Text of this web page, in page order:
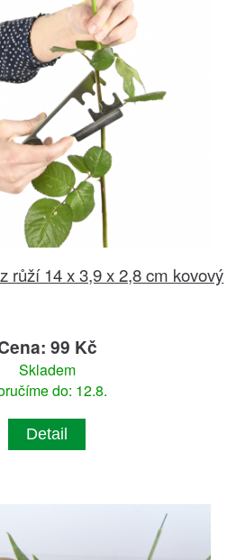
růží 14 x 3,9 x 2,8 cm kovový
99 Kč
Skladem
do: 12.8.
Detail